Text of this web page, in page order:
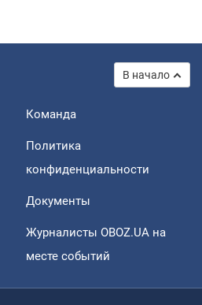
В начало
Команда
Политика
конфиденциальности
Документы
Журналисты OBOZ.UA на
месте событий